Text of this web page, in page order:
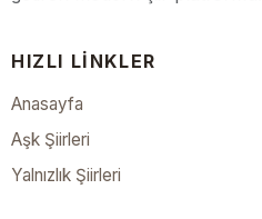
HIZLI LINKLER
Anasayfa
Aşk Şiirleri
Yalnızlık Şiirleri